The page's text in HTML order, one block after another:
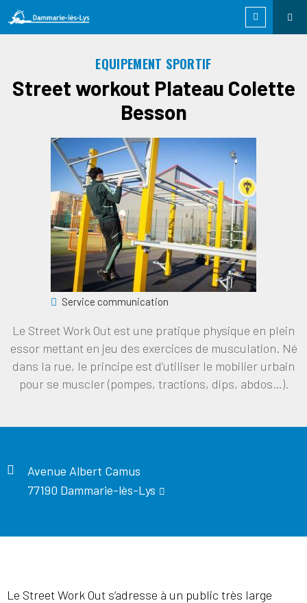
EQUIPEMENT SPORTIF
Street workout Plateau Colette
Besson
Service communication
Le Street Work Out est une pratique physique en plein
essor mettant en jeu des exercices de musculation. Né
dans la rue, le principe est d’utiliser le mobilier urbain
pour se muscler (pompes, tractions, dips, abdos…).
Avenue Albert Camus
77190 Dammarie-lès-Lys
Le Street Work Out s’adresse à un public très large